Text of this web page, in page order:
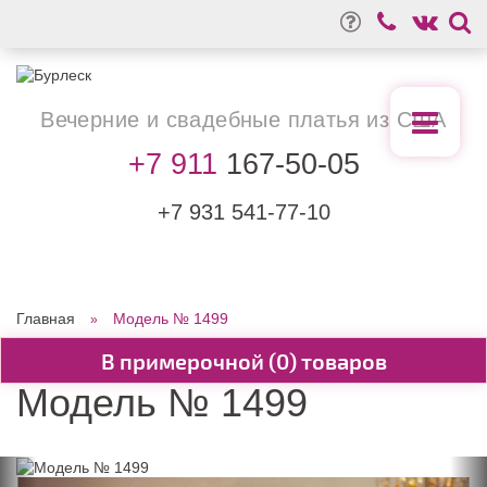
0
Вечерние и свадебные платья из США
+7 911 167-50-05
+7 931 541-77-10
Главная Модель № 1499
Модель № 1499